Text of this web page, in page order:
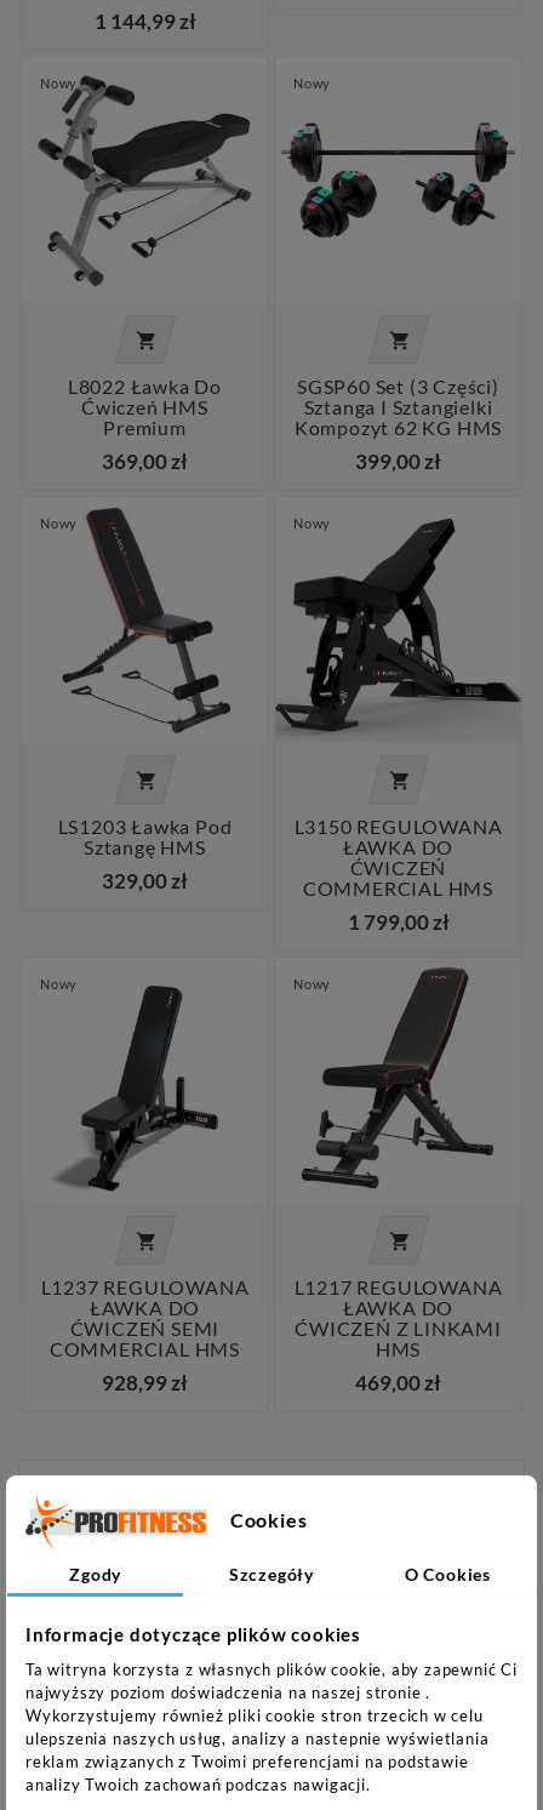
1 144,99 zł
Nowy

L8022 Ławka Do
Ćwiczeń HMS
Premium
369,00 zł
Nowy

SGSP60 Set (3 Części)
Sztanga I Sztangielki
Kompozyt 62 KG HMS
399,00 zł
Nowy

LS1203 Ławka Pod
Sztangę HMS
329,00 zł
Nowy

L3150 REGULOWANA
ŁAWKA DO
ĆWICZEŃ
COMMERCIAL HMS
1 799,00 zł
Nowy

L1237 REGULOWANA
ŁAWKA DO
ĆWICZEŃ SEMI
COMMERCIAL HMS
928,99 zł
Nowy

L1217 REGULOWANA
ŁAWKA DO
ĆWICZEŃ Z LINKAMI
HMS
469,00 zł
Turystyka i Rekreacja
Sprzęt fitness
Sprzęt siłowy
Gry 
Fotele do masażu
PROMOCJE
Cookies
Zgody Szczegóły O Cookies
Informacje dotyczące plików cookies
Ta witryna korzysta z własnych plików cookie, aby zapewnić Ci
najwyższy poziom doświadczenia na naszej stronie .
Wykorzystujemy również pliki cookie stron trzecich w celu
ulepszenia naszych usług, analizy a nastepnie wyświetlania
reklam związanych z Twoimi preferencjami na podstawie
analizy Twoich zachowań podczas nawigacji.